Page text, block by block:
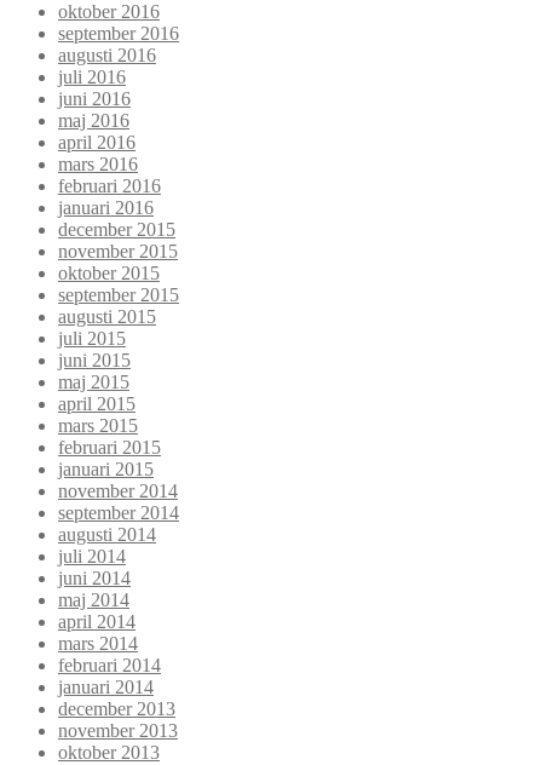
oktober 2016
september 2016
augusti 2016
juli 2016
juni 2016
maj 2016
april 2016
mars 2016
februari 2016
januari 2016
december 2015
november 2015
oktober 2015
september 2015
augusti 2015
juli 2015
juni 2015
maj 2015
april 2015
mars 2015
februari 2015
januari 2015
november 2014
september 2014
augusti 2014
juli 2014
juni 2014
maj 2014
april 2014
mars 2014
februari 2014
januari 2014
december 2013
november 2013
oktober 2013